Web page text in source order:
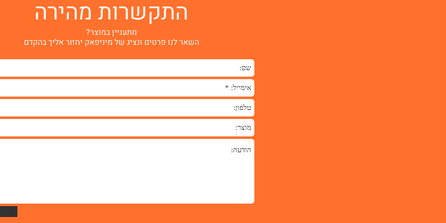
התקשרות מהירה
מתעניין במוצר?
השאר לנו פרטים ונציג של מיניפאק יחזור אליך בהקדם